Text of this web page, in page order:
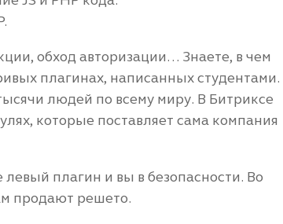
обход авторизации… Знаете, в чем
плагинах, написанных студентами.
людей по всему миру. В Битриксе
которые поставляет сама компания
левый плагин и вы в безопасности. Во
продают решето.